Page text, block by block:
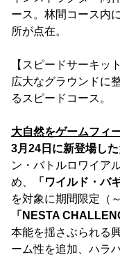
ース。林間コース内
所が点在。
【スピードサーキ
広大なグラウンドに
るスピードコース。
大自然をゲームフィ
3月24日に新登場した
ン・バトルロワイア
め、
「ワイルド・バ
を対象に期間限定（
「NESTA
本能を揺さぶられる
ーム性を追加、ハラ